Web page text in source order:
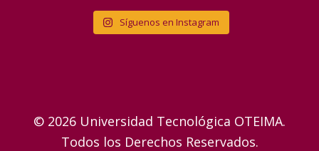
Síguenos en Instagram
© 2026 Universidad Tecnológica OTEIMA.
Todos los Derechos Reservados.